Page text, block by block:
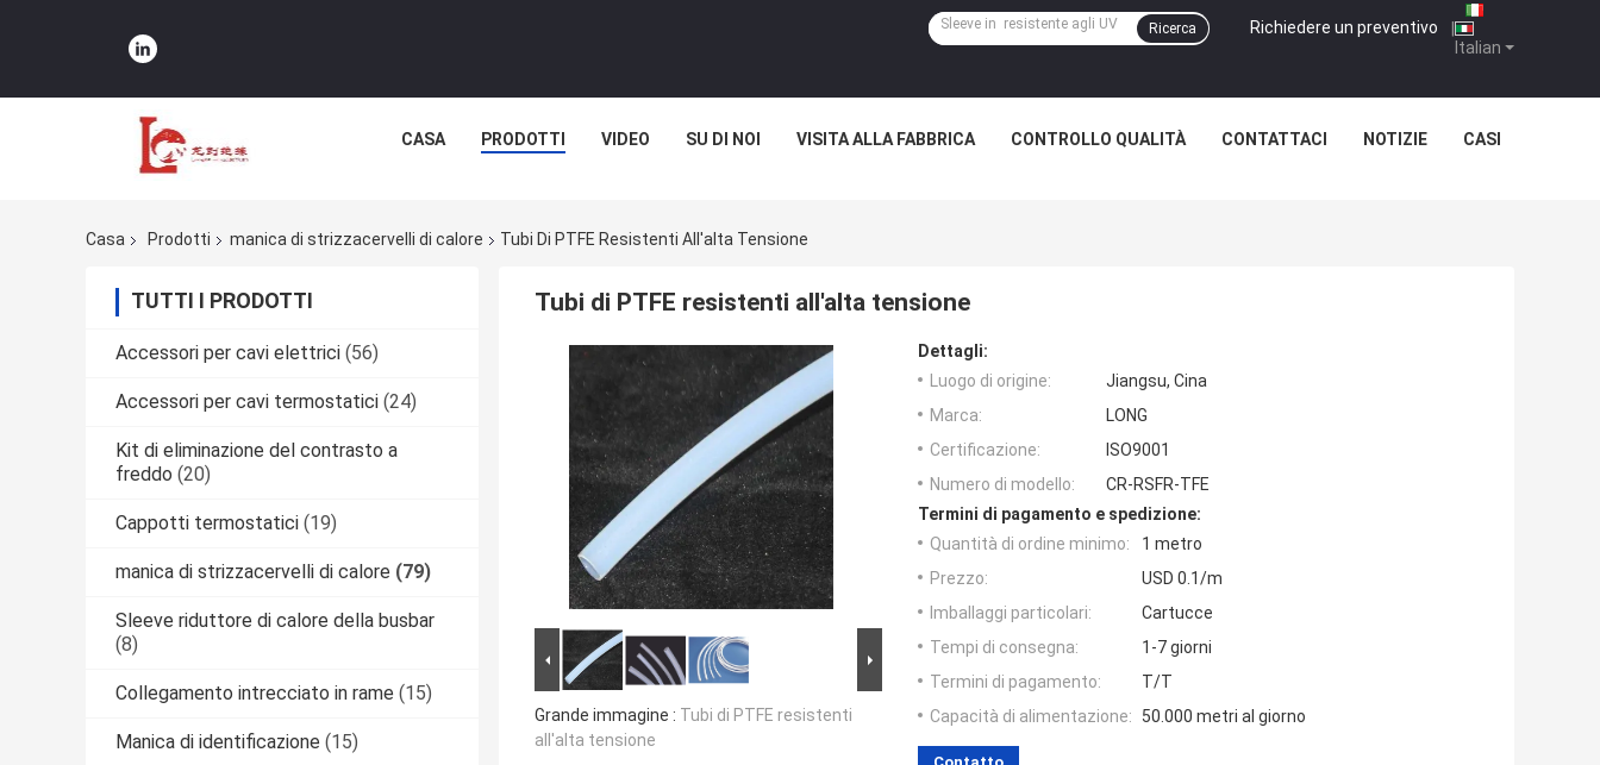
Italian
Richiedere un preventivo |
Ricerca
CASA PRODOTTI VIDEO SU DI NOI VISITA ALLA FABBRICA CONTROLLO QUALITÀ CONTATTACI NOTIZIE CASI
Casa Prodotti manica di strizzacervelli di calore Tubi Di PTFE Resistenti All'alta Tensione
TUTTI I PRODOTTI
Accessori per cavi elettrici (56)
Accessori per cavi termostatici (24)
Kit di eliminazione del contrasto a
freddo (20)
Cappotti termostatici (19)
manica di strizzacervelli di calore (79)
Sleeve riduttore di calore della busbar
(8)
Collegamento intrecciato in rame (15)
Manica di identificazione (15)
Tubi di PTFE resistenti all'alta tensione
Grande immagine : Tubi di PTFE resistenti
all'alta tensione
Dettagli:
Luogo di origine:
Jiangsu, Cina
Marca:
LONG
Certificazione:
ISO9001
Numero di modello:
CR-RSFR-TFE
Termini di pagamento e spedizione:
Quantità di ordine minimo:
1 metro
Prezzo:
USD 0.1/m
Imballaggi particolari:
Cartucce
Tempi di consegna:
1-7 giorni
Termini di pagamento:
T/T
Capacità di alimentazione:
50.000 metri al giorno